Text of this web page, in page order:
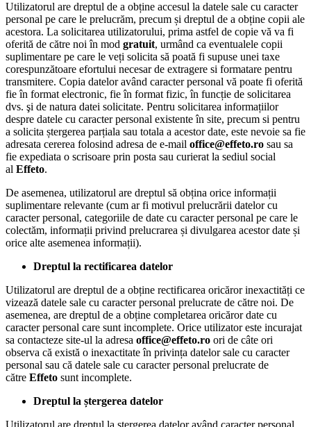
Utilizatorul are dreptul de a obține accesul la datele sale cu caracter
personal pe care le prelucrăm, precum și dreptul de a obține copii ale
acestora. La solicitarea utilizatorului, prima astfel de copie vă va fi
oferită de către noi în mod gratuit, urmând ca eventualele copii
suplimentare pe care le veți solicita să poată fi supuse unei taxe
corespunzătoare efortului necesar de extragere si formatare pentru
transmitere. Copia datelor având caracter personal vă poate fi oferită
fie în format electronic, fie în format fizic, în funcție de solicitarea
dvs. şi de natura datei solicitate. Pentru solicitarea informațiilor
despre datele cu caracter personal existente în site, precum si pentru
a solicita ștergerea parțiala sau totala a acestor date, este nevoie sa fie
adresata cererea folosind adresa de e-mail office@effeto.ro sau sa
fie expediata o scrisoare prin posta sau curierat la sediul social
al Effeto.
De asemenea, utilizatorul are dreptul să obțina orice informații
suplimentare relevante (cum ar fi motivul prelucrării datelor cu
caracter personal, categoriile de date cu caracter personal pe care le
colectăm, informații privind prelucrarea și divulgarea acestor date și
orice alte asemenea informații).
Dreptul la rectificarea datelor
Utilizatorul are dreptul de a obține rectificarea oricăror inexactități ce
vizează datele sale cu caracter personal prelucrate de către noi. De
asemenea, are dreptul de a obține completarea oricăror date cu
caracter personal care sunt incomplete. Orice utilizator este incurajat
sa contacteze site-ul la adresa office@effeto.ro ori de câte ori
observa că există o inexactitate în privința datelor sale cu caracter
personal sau că datele sale cu caracter personal prelucrate de
către Effeto sunt incomplete.
Dreptul la ștergerea datelor